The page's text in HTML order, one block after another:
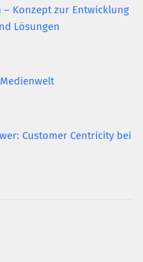
– Konzept zur Entwicklung
Lösungen
Customer Centricity bei